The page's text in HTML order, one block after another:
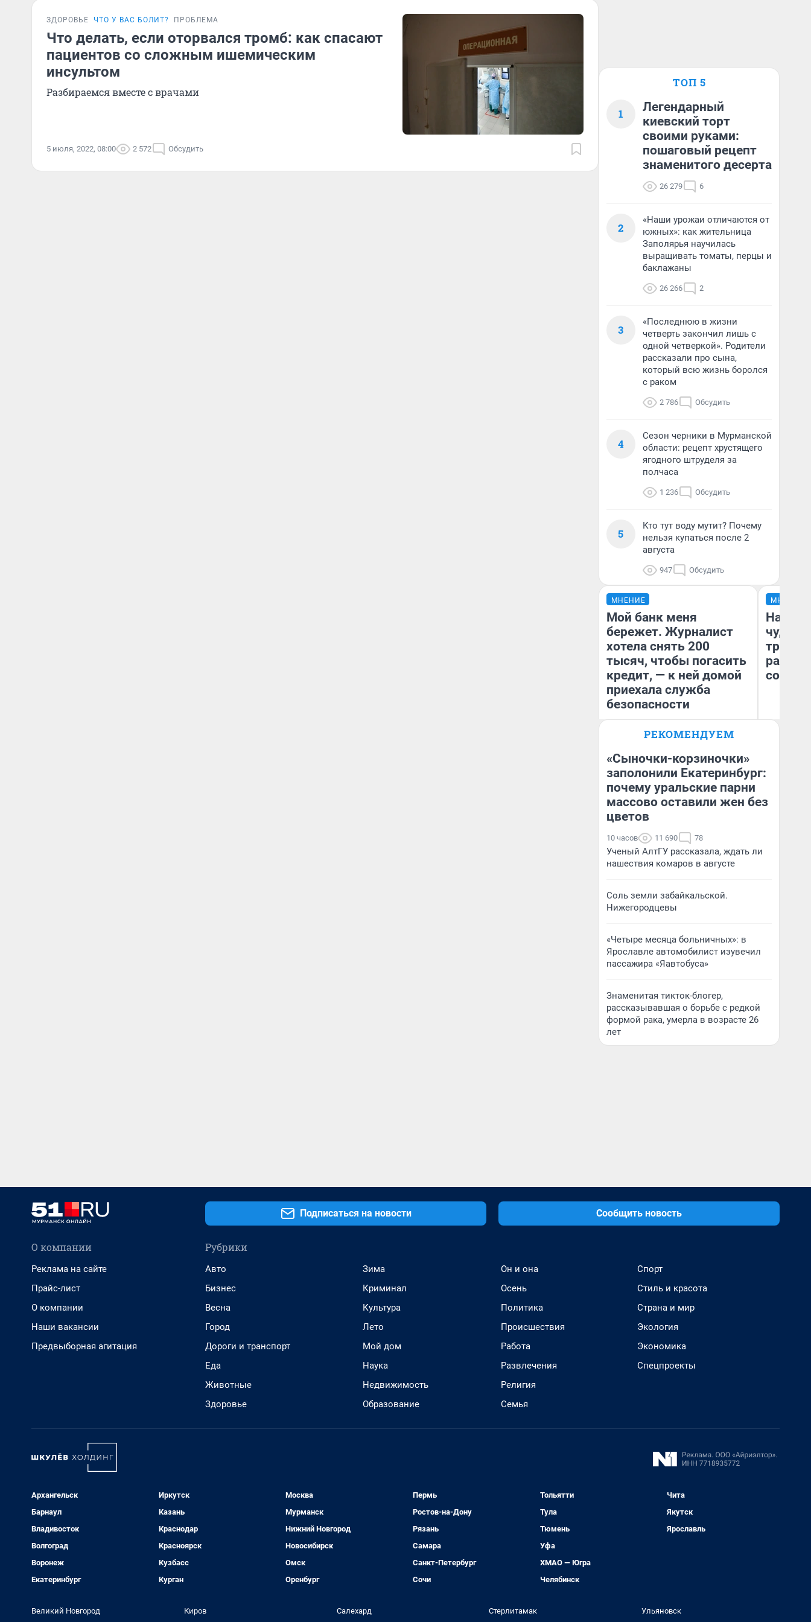
ЗДОРОВЬЕ ЧТО У ВАС БОЛИТ? ПРОБЛЕМА
Что делать, если оторвался тромб: как спасают
пациентов со сложным ишемическим
инсультом
Разбираемся вместе с врачами
5 июля, 2022, 08:00 2 572 Обсудить
ТОП 5
1
Легендарный
киевский торт
своими руками:
пошаговый рецепт
знаменитого десерта
26 279 6
2
«Наши урожаи отличаются от
южных»: как жительница
Заполярья научилась
выращивать томаты, перцы и
баклажаны
26 266 2
3
«Последнюю в жизни
четверть закончил лишь с
одной четверкой». Родители
рассказали про сына,
который всю жизнь боролся
с раком
2 786 Обсудить
4
Сезон черники в Мурманской
области: рецепт хрустящего
ягодного штруделя за
полчаса
1 236 Обсудить
5
Кто тут воду мутит? Почему
нельзя купаться после 2
августа
947 Обсудить
МНЕНИЕ
Мой банк меня
бережет. Журналист
хотела снять 200
тысяч, чтобы погасить
кредит, — к ней домой
приехала служба
безопасности
Ксения Владимирская
МНЕНИЕ
чудом
РЕКОМЕНДУЕМ
«Сыночки-корзиночки»
заполонили Екатеринбург:
почему уральские парни
массово оставили жен без
цветов
10 часов 11 690 78
Ученый АлтГУ рассказала, ждать ли
нашествия комаров в августе
Соль земли забайкальской.
Нижегородцевы
«Четыре месяца больничных»: в
Ярославле автомобилист изувечил
пассажира «Яавтобуса»
Знаменитая тикток-блогер,
рассказывавшая о борьбе с редкой
формой рака, умерла в возрасте 26
лет
Подписаться на новости Сообщить новость
О компании
Реклама на сайте
Прайс-лист
О компании
Наши вакансии
Предвыборная агитация
Рубрики
Авто
Бизнес
Весна
Город
Дороги и транспорт
Еда
Животные
Здоровье
Зима
Криминал
Культура
Лето
Мой дом
Наука
Недвижимость
Образование
Он и она
Осень
Политика
Происшествия
Работа
Развлечения
Религия
Семья
Спорт
Стиль и красота
Страна и мир
Экология
Экономика
Спецпроекты
Архангельск
Барнаул
Владивосток
Волгоград
Воронеж
Екатеринбург
Иркутск
Казань
Краснодар
Красноярск
Кузбасс
Курган
Москва
Мурманск
Нижний Новгород
Новосибирск
Омск
Оренбург
Пермь
Ростов-на-Дону
Рязань
Самара
Санкт-Петербург
Сочи
Тольятти
Тула
Тюмень
Уфа
ХМАО — Югра
Челябинск
Чита
Якутск
Ярославль
Великий Новгород Киров Салехард Стерлитамак Ульяновск